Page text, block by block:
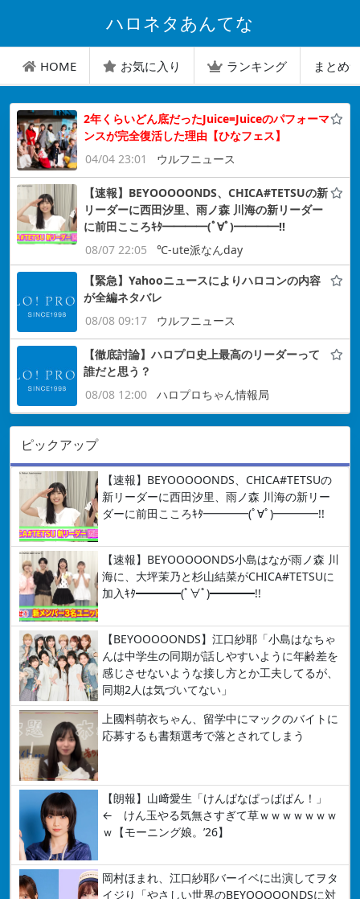
ハロネタあんてな
HOME お気に入り ランキング まとめ
2年くらいどん底だったJuice=Juiceのパフォーマ
ンスが完全復活した理由【ひなフェス】
04/04 23:01
ウルフニュース
【速報】BEYOOOOONDS、CHICA#TETSUの新
リーダーに西田汐里、雨ノ森 川海の新リーダー
に前田こころｷﾀ━━━━(ﾟ∀ﾟ)━━━━!!
08/07 22:05
℃-ute派なんday
【緊急】Yahooニュースによりハロコンの内容
が全編ネタバレ
08/08 09:17
ウルフニュース
【徹底討論】ハロプロ史上最高のリーダーって
誰だと思う？
08/08 12:00
ハロプロちゃん情報局
ピックアップ
【速報】BEYOOOOONDS、CHICA#TETSUの
新リーダーに西田汐里、雨ノ森 川海の新リー
ダーに前田こころｷﾀ━━━━(ﾟ∀ﾟ)━━━━!!
【速報】BEYOOOOONDS小島はなが雨ノ森 川
海に、大坪茉乃と杉山結菜がCHICA#TETSUに
加入ｷﾀ━━━━(ﾟ∀ﾟ)━━━━!!
【BEYOOOOONDS】江口紗耶「小島はなちゃ
んは中学生の同期が話しやすいように年齢差を
感じさせないような接し方とか工夫してるが、
同期2人は気づいてない」
上國料萌衣ちゃん、留学中にマックのバイトに
応募するも書類選考で落とされてしまう
【朗報】山﨑愛生「けんぱなぱっぱぱん！」
← けん玉やる気無さすぎて草ｗｗｗｗｗｗｗ
ｗ【モーニング娘。’26】
岡村ほまれ、江口紗耶バーイベに出演してヲタ
イジり「やさしい世界のBEYOOOOONDSに対